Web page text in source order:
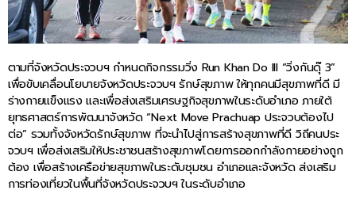
ตามที่จังหวัดประจวบฯ กำหนดกิจกรรมวิ่ง Run Khan Do III “วิ่งกันดุ๊ 3”
เพื่อขับเคลื่อนโยบายจังหวัดประจวบฯ รักษ์สุขภาพ ให้ทุกคนมีสุขภาพที่ดี มี
ร่างกายแข็งแรง และเพื่อส่งเสริมเศรษฐกิจสุขภาพในระดับอำเภอ ภายใต้
ยุทธศาสตร์การพัฒนาจังหวัด “Next Move Prachuap ประจวบต้องไป
ต่อ” รวมทั้งจังหวัดรักษ์สุขภาพ ที่จะนำไปสู่การสร้างสุขภาพที่ดี วิถีคนประ
จวบฯ เพื่อส่งเสริมให้ประชาชนสร้างสุขภาพโดยการออกกำลังกายอย่างถูก
ต้อง เพื่อสร้างเครือข่ายสุขภาพในระดับชุมชน อำเภอและจังหวัด ส่งเสริม
การท่องเที่ยวในพื้นที่จังหวัดประจวบฯ ในระดับอำเภอ